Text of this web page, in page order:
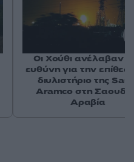
Οι Χούθι ανέλαβαν
ευθύνη για την
διυλιστήριο της
Aramco στη
Αραβία